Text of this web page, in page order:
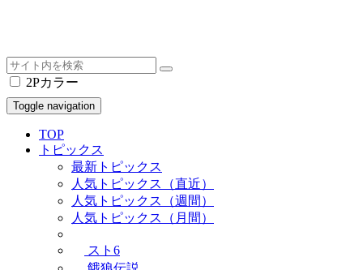
2Pカラー
Toggle navigation
TOP
トピックス
最新トピックス
人気トピックス（直近）
人気トピックス（週間）
人気トピックス（月間）
スト6